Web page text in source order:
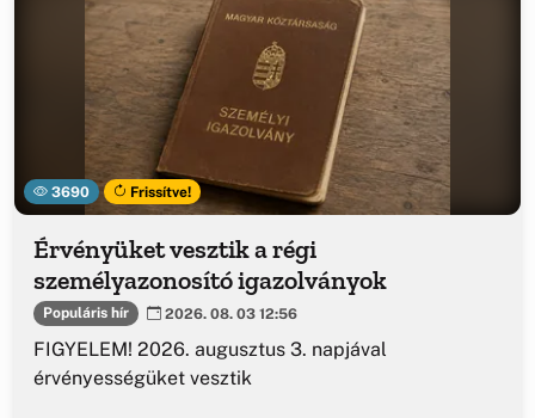
3690 Frissítve!
Érvényüket vesztik a régi
személyazonosító igazolványok
Populáris hír 2026. 08. 03 12:56
FIGYELEM! 2026. augusztus 3. napjával
érvényességüket vesztik